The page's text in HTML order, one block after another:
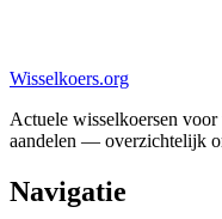
Wisselkoers.org
Actuele wisselkoersen
aandelen — overzichtelijk
Navigatie